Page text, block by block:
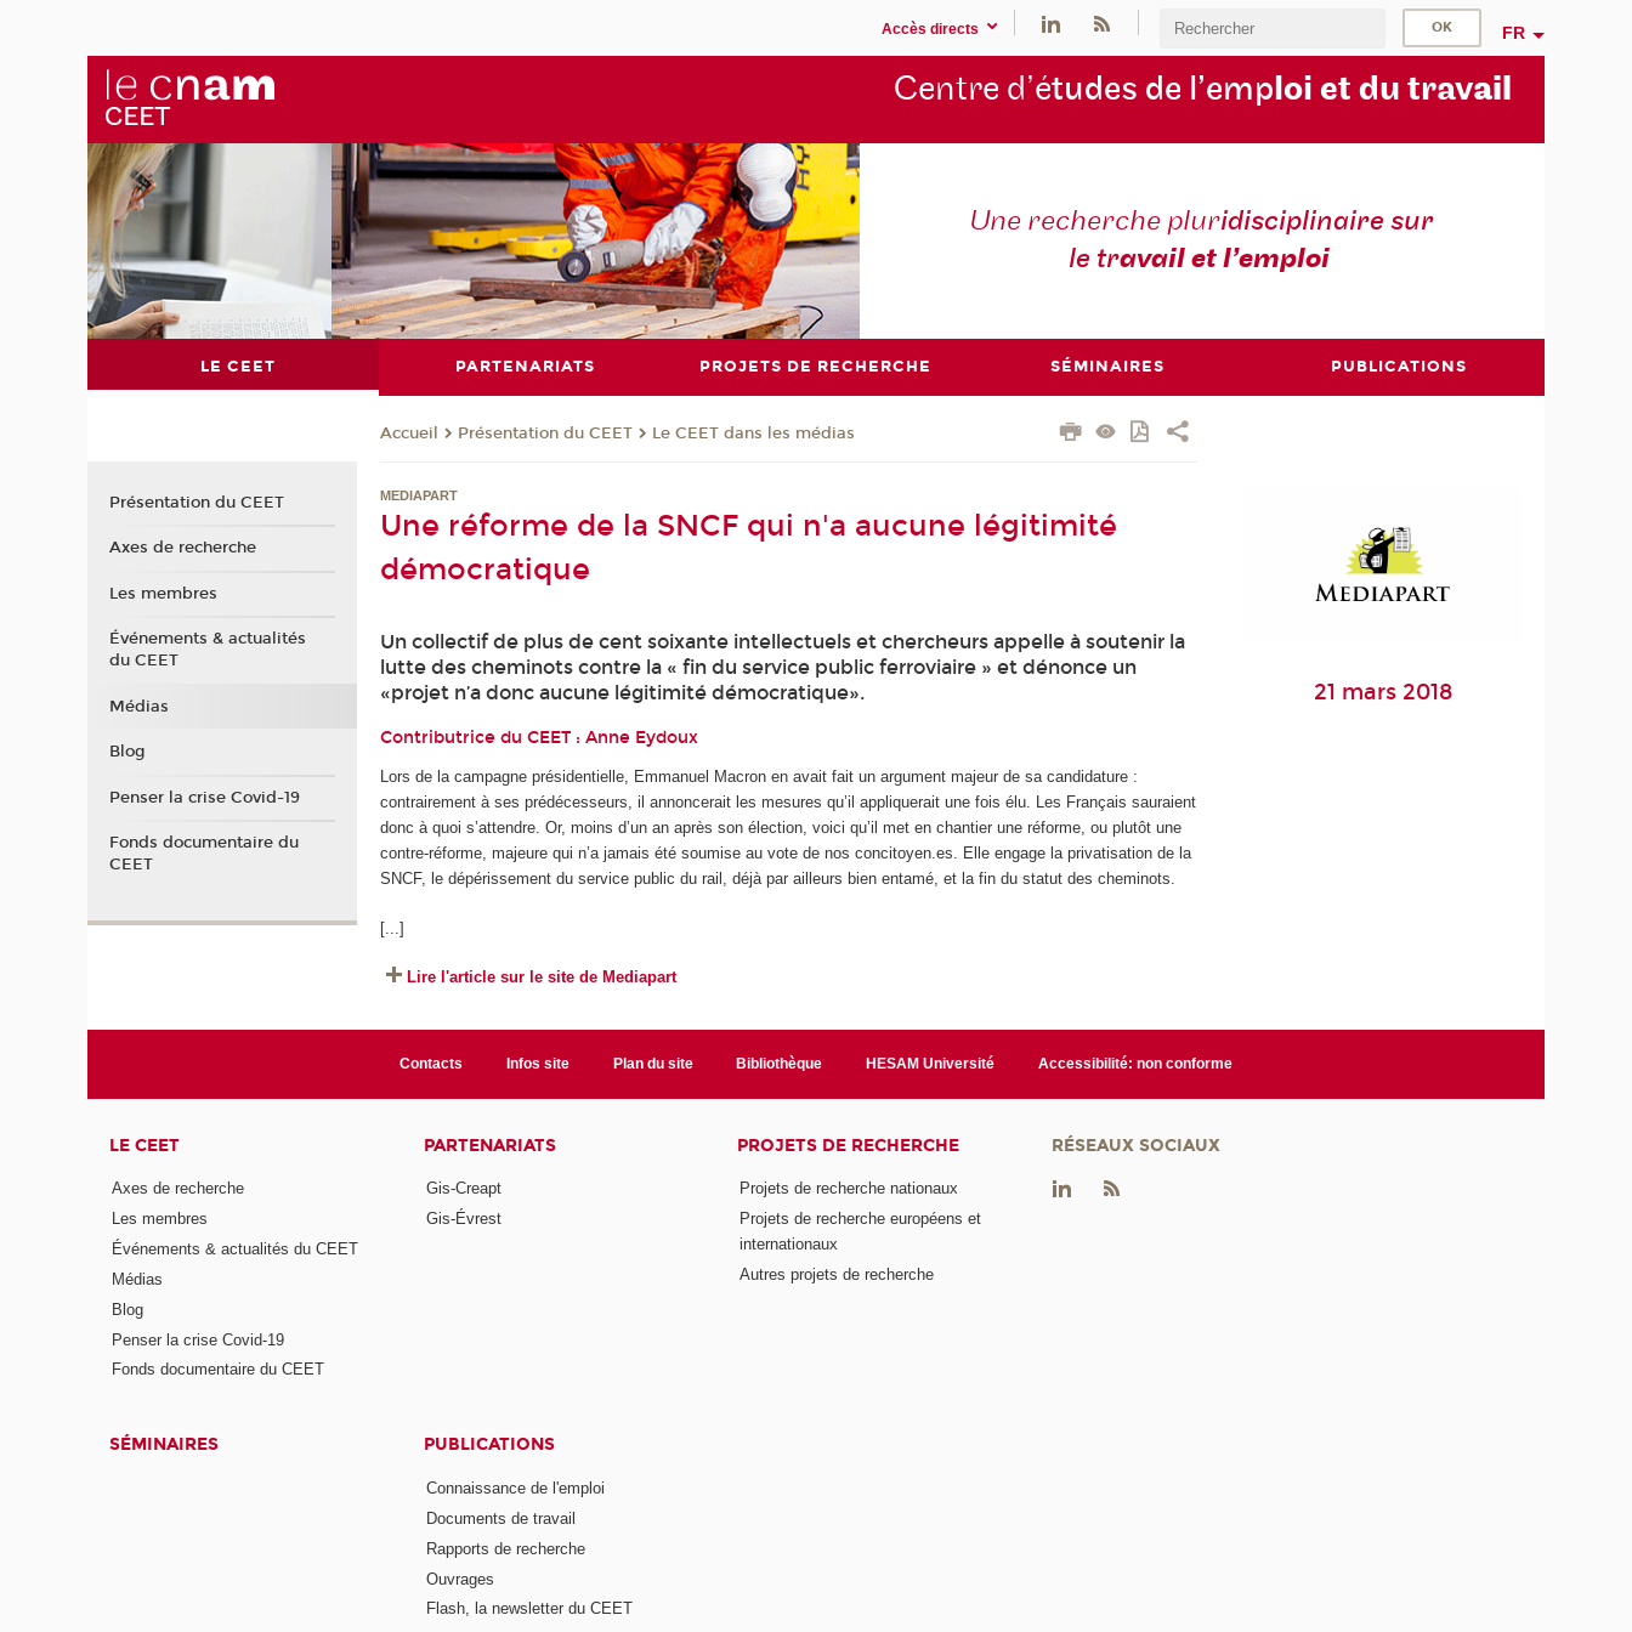
Accès directs FR
Centre d’études de l’emploi et du travail
Une recherche pluridisciplinaire sur
le travail et l’emploi
LE CEET PARTENARIATS PROJETS DE RECHERCHE SÉMINAIRES PUBLICATIONS
Accueil Présentation du CEET Le CEET dans les médias
MEDIAPART
Une réforme de la SNCF qui n'a aucune légitimité
démocratique
Un collectif de plus de cent soixante intellectuels et chercheurs appelle à soutenir la
lutte des cheminots contre la « fin du service public ferroviaire » et dénonce un
«projet n’a donc aucune légitimité démocratique».
Contributrice du CEET :Anne Eydoux
Lors de la campagne présidentielle, Emmanuel Macron en avait fait un argument majeur de sa candidature :
contrairement à ses prédécesseurs, il annoncerait les mesures qu’il appliquerait une fois élu. Les Français sauraient
donc à quoi s’attendre. Or, moins d’un an après son élection, voici qu’il met en chantier une réforme, ou plutôt une
contre-réforme, majeure qui n’a jamais été soumise au vote de nos concitoyen.es. Elle engage la privatisation de la
SNCF, le dépérissement du service public du rail, déjà par ailleurs bien entamé, et la fin du statut des cheminots.
[...]
Lire l'article sur le site de Mediapart
21 mars 2018
Présentation du CEET
Axes de recherche
Les membres
Événements & actualités
du CEET
Médias
Blog
Penser la crise Covid-19
Fonds documentaire du
CEET
Contacts Infos site Plan du site Bibliothèque HESAM Université Accessibilité: non conforme
LE CEET
Axes de recherche
Les membres
Événements & actualités du CEET
Médias
Blog
Penser la crise Covid-19
Fonds documentaire du CEET
PARTENARIATS
Gis-Creapt
Gis-Évrest
PROJETS DE RECHERCHE
Projets de recherche nationaux
Projets de recherche européens et
internationaux
Autres projets de recherche
SÉMINAIRES PUBLICATIONS
Connaissance de l'emploi
Documents de travail
Rapports de recherche
Ouvrages
Flash, la newsletter du CEET
RÉSEAUX SOCIAUX